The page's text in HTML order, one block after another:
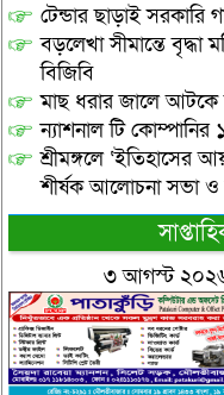
টেন্ডার ছাড়াই সরকারি
বড়লেখা সীমান্তে
বিজিবি
মাছ ধরার জালে
ন্যাশনাল টি কোম্পানির
শ্রীমঙ্গলে ‘ইতিহাসের
শীর্ষক আলোচনা সভা
৩ আগস্ট